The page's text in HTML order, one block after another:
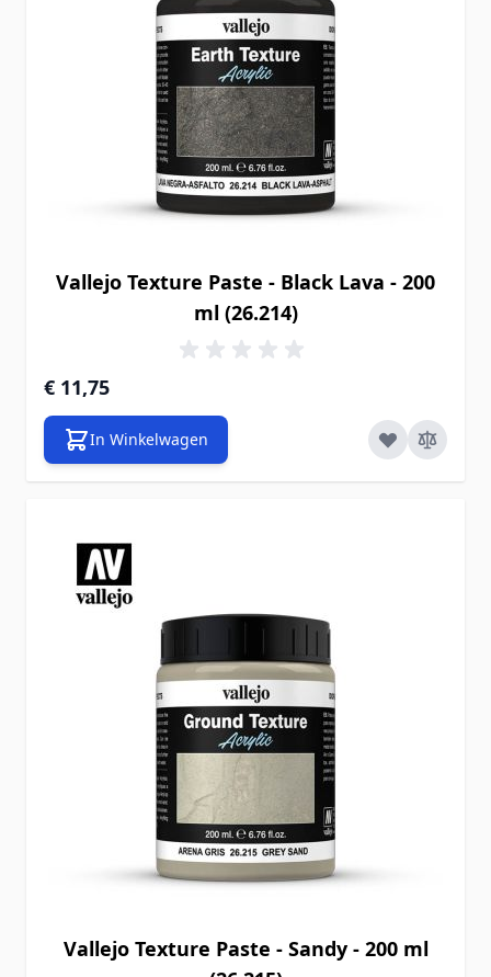
Vallejo Texture Paste - Black Lava - 200
ml (26.214)
€ 11,75
In Winkelwagen
Vallejo Texture Paste - Sandy - 200 ml